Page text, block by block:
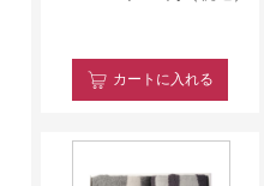
カート に入れる